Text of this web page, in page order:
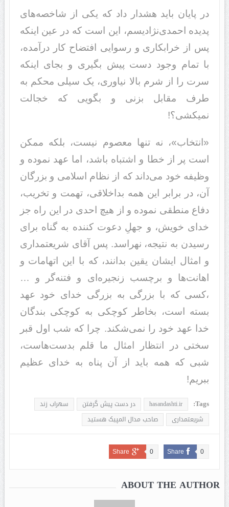
در پایان باید هشدار داد که یکی از شاخصه‌های
پدیده احمدی‌نژادیسم، این است که در عین اینکه
پس از خرابکاری و رسوایی افتضاح کار درآمده،
با تمام وجود دست پیش بگیری و بجای اینکه
سرت را از شرم بالا نیاوری، یک سیلی محکم به
طرف مقابل بزنی و بگویی که خجالت
نمیکشی؟!
«انتخاب»، نه تنها معصوم نیست، بلکه ممکن
است پر از خطا و اشتباه باشد، اما عهد نموده و
وظیفه خود می‌داند که از نظام اسلامی و بزرگان
آن، در برابر این همه بداخلاقی‌، تهمت و تخریب،
دفاع منطقی نموده و از هیچ احدی در این راه جز
خدای خویش، و جهلِ دعوت کننده به گناه برای
رسیدن به نتیجه، نهراسد. پس آقای شریعتمداری
و امثال ایشان یقین بدانند، که با این اتهامات و
اهانت‌ها و برچسب زنجیره‌ای و فتنه‌گر و …
،کسی که با بزرگی به بزرگی خدای خود عهد
بسته است، بخاطر کوچکی به کوچکی بندگان
خدا عهد خود را نمی‌شکند. چرا که شب اول قبر
سختی در انتظار امثال ما قلم بدست‌هاست،
شبی که همه باید از آن پناه به خدای عظیم
ببریم!
Tags:
hasandashti.ir در دست پیش گرفتن
سهراب زند
شریعتمداری
صاحب مدال المپیک هستید
Share 0
Share 0
ABOUT THE AUTHOR